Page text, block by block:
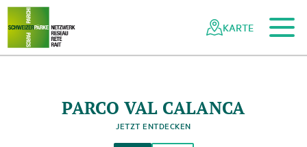
Navigieren
Netzwerk
Schweizer
Schnellnavigation
Zum Hauptinhalt
Zur mobilen Navigation
Zur Suche
Zum Fussbereich
Zur Sitemap
KARTE
PARCO VAL CALANCA
JETZT ENTDECKEN